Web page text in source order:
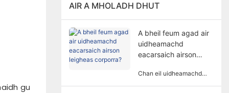
gu
AIR A MHOLADH DHUT
A bheil feum agad air
uidheamachd
eacarsaich airson
Chan eil uidheamachd